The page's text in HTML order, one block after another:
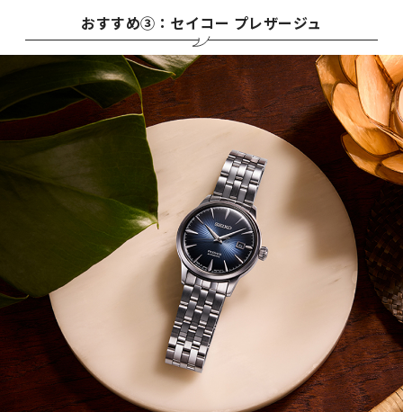
おすすめ③：セイコー プレザージュ